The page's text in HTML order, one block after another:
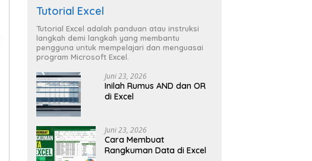
Tutorial Excel
Tutorial Excel adalah panduan atau instruksi
langkah demi langkah yang membantu
pengguna untuk mempelajari dan menguasai
program Microsoft Excel.
Juni 23, 2026
Inilah Rumus AND dan OR
di Excel
Juni 23, 2026
Cara Membuat
Rangkuman Data di Excel